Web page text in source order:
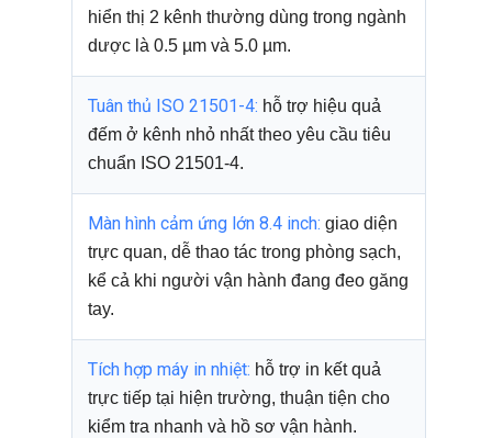
hiển thị 2 kênh thường dùng trong ngành
dược là 0.5 µm và 5.0 µm.
Tuân thủ ISO 21501-4: hỗ trợ hiệu quả
đếm ở kênh nhỏ nhất theo yêu cầu tiêu
chuẩn ISO 21501-4.
Màn hình cảm ứng lớn 8.4 inch: giao diện
trực quan, dễ thao tác trong phòng sạch,
kể cả khi người vận hành đang đeo găng
tay.
Tích hợp máy in nhiệt: hỗ trợ in kết quả
trực tiếp tại hiện trường, thuận tiện cho
kiểm tra nhanh và hồ sơ vận hành.